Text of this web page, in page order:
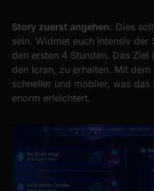
Story zuerst angehen: Dies
sein. Widmet euch intensiv der
den ersten 4 Stunden. Das Ziel
den Icran, zu erhalten. Mit
schneller und mobiler, was das
enorm erleichtert.